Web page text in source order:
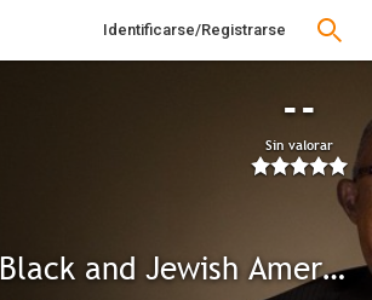
Identificarse/Registrarse
--
Sin valorar
Black and Jewish America: An Interwoven History